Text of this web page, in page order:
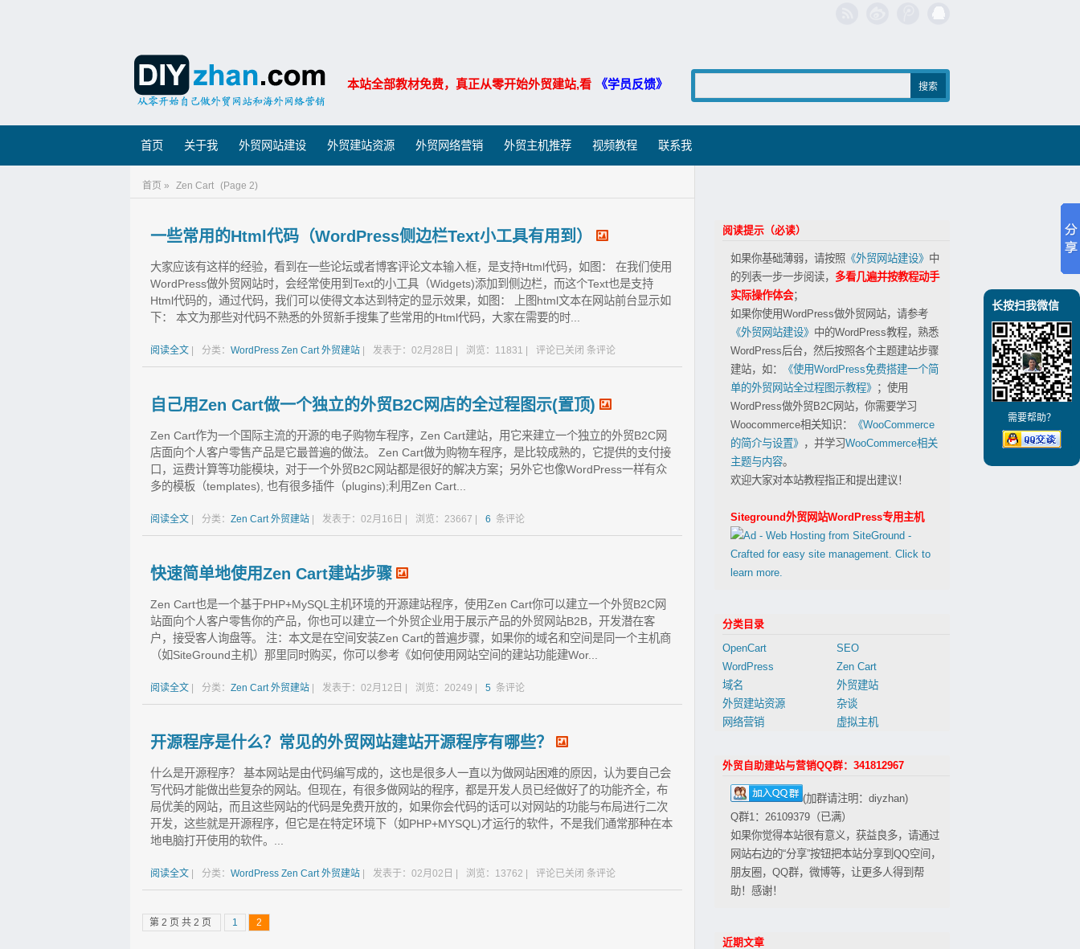
本站全部教材免费，真正从零开始外贸建站,看 《学员反馈》
首页 关于我 外贸网站建设 外贸建站资源 外贸网络营销 外贸主机推荐 视频教程 联系我
首页 » Zen Cart (Page 2)
一些常用的Html代码（WordPress侧边栏Text小工具有用到）
大家应该有这样的经验，看到在一些论坛或者博客评论文本输入框，是支持Html代码，如图： 在我们使用
WordPress做外贸网站时，会经常使用到Text的小工具（Widgets)添加到侧边栏，而这个Text也是支持
Html代码的，通过代码，我们可以使得文本达到特定的显示效果，如图： 上图html文本在网站前台显示如
下： 本文为那些对代码不熟悉的外贸新手搜集了些常用的Html代码，大家在需要的时...
阅读全文 分类： WordPress Zen Cart 外贸建站 发表于：02月28日 | 浏览：11831 | 评论已关闭 条评论
自己用Zen Cart做一个独立的外贸B2C网店的全过程图示(置顶)
Zen Cart作为一个国际主流的开源的电子购物车程序，Zen Cart建站，用它来建立一个独立的外贸B2C网
店面向个人客户零售产品是它最普遍的做法。 Zen Cart做为购物车程序，是比较成熟的，它提供的支付接
口，运费计算等功能模块，对于一个外贸B2C网站都是很好的解决方案；另外它也像WordPress一样有众
多的模板（templates), 也有很多插件（plugins);利用Zen Cart...
阅读全文 分类： Zen Cart 外贸建站 发表于：02月16日 | 浏览：23667 | 6 条评论
快速简单地使用Zen Cart建站步骤
Zen Cart也是一个基于PHP+MySQL主机环境的开源建站程序，使用Zen Cart你可以建立一个外贸B2C网
站面向个人客户零售你的产品，你也可以建立一个外贸企业用于展示产品的外贸网站B2B，开发潜在客
户，接受客人询盘等。 注：本文是在空间安装Zen Cart的普遍步骤，如果你的域名和空间是同一个主机商
（如SiteGround主机）那里同时购买，你可以参考《如何使用网站空间的建站功能建Wor...
阅读全文 分类： Zen Cart 外贸建站 发表于：02月12日 | 浏览：20249 | 5 条评论
开源程序是什么？常见的外贸网站建站开源程序有哪些？
什么是开源程序？ 基本网站是由代码编写成的，这也是很多人一直以为做网站困难的原因，认为要自己会
写代码才能做出些复杂的网站。但现在，有很多做网站的程序，都是开发人员已经做好了的功能齐全，布
局优美的网站，而且这些网站的代码是免费开放的，如果你会代码的话可以对网站的功能与布局进行二次
开发，这些就是开源程序，但它是在特定环境下（如PHP+MYSQL)才运行的软件，不是我们通常那种在本
地电脑打开使用的软件。...
阅读全文 分类： WordPress Zen Cart 外贸建站 发表于：02月02日 | 浏览：13762 | 评论已关闭 条评论
第 2 页 共 2 页 1 2
阅读提示（必读）
如果你基础薄弱，请按照 《外贸网站建设》 中
的列表一步一步阅读， 多看几遍并按教程动手
实际操作体会；
如果你使用WordPress做外贸网站，请参考
《外贸网站建设》 中的WordPress教程，熟悉
WordPress后台，然后按照各个主题建站步骤
建站，如：
《使用WordPress免费搭建一个简
单的外贸网站全过程图示教程》 ；使用
WordPress做外贸B2C网站，你需要学习
Woocommerce相关知识：
《WooCommerce
的简介与设置》 ，并学习WooCommerce相关
主题与内容。
欢迎大家对本站教程指正和提出建议！
Siteground外贸网站WordPress专用主机
分类目录
OpenCart
SEO
WordPress
Zen Cart
域名
外贸建站
外贸建站资源
杂谈
网络营销
虚拟主机
外贸自助建站与营销QQ群：341812967
(加群请注明：diyzhan)
Q群1：26109379（已满）
如果你觉得本站很有意义，获益良多，请通过
网站右边的“分享”按钮把本站分享到QQ空间，
朋友圈，QQ群，微博等，让更多人得到帮
助！感谢！
近期文章
长按扫我微信
需要帮助？